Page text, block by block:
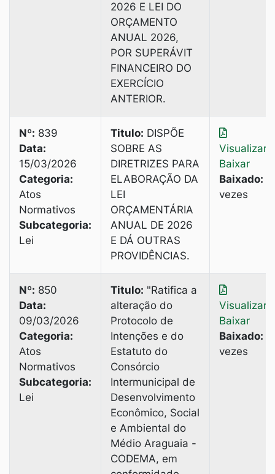
2026 E LEI DO
ORÇAMENTO
ANUAL 2026,
POR SUPERÁVIT
FINANCEIRO DO
EXERCÍCIO
ANTERIOR.
Nº: 839
Data:
15/03/2026
Categoria:
Atos
Normativos
Subcategoria:
Lei
Titulo: DISPÕE
SOBRE AS
DIRETRIZES PARA
ELABORAÇÃO DA
LEI
ORÇAMENTÁRIA
ANUAL DE 2026
E DÁ OUTRAS
PROVIDÊNCIAS.
Visualizar
Baixar
Baixado:
vezes
Nº: 850
Data:
09/03/2026
Categoria:
Atos
Normativos
Subcategoria:
Lei
Titulo: "Ratifica a
alteração do
Protocolo de
Intenções e do
Estatuto do
Consórcio
Intermunicipal de
Desenvolvimento
Econômico, Social
e Ambiental do
Médio Araguaia -
CODEMA, em
Visualizar
Baixar
Baixado:
vezes